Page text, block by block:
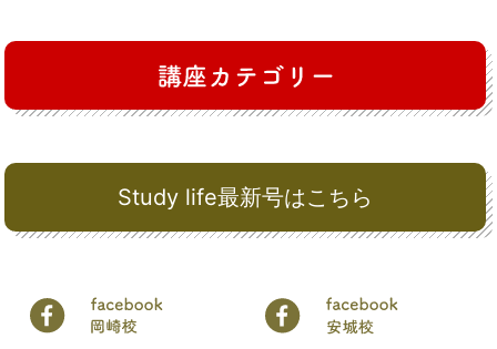
Study life最新号はこちら